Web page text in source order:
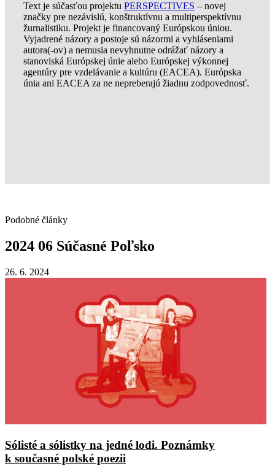
Text je súčasťou projektu PERSPECTIVES – novej
značky pre nezávislú, konštruktívnu a multiperspektívnu
žurnalistiku. Projekt je financovaný Európskou úniou.
Vyjadrené názory a postoje sú názormi a vyhláseniami
autora(-ov) a nemusia nevyhnutne odrážať názory a
stanoviská Európskej únie alebo Európskej výkonnej
agentúry pre vzdelávanie a kultúru (EACEA). Európska
únia ani EACEA za ne nepreberajú žiadnu zodpovednosť.
Podobné články
2024 06 Súčasné Poľsko
26. 6. 2024
Sólisté a sólistky na jedné lodi. Poznámky
k současné polské poezii